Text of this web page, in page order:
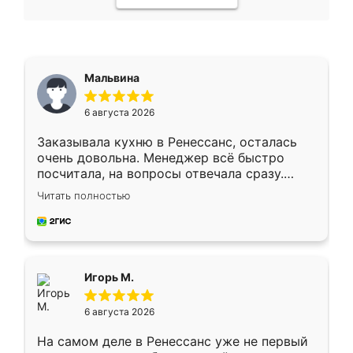
Мальвина
6 августа 2026
Заказывала кухню в Ренессанс, осталась
очень довольна. Менеджер всё быстро
посчитала, на вопросы отвечала сразу.
Замерщик приехал в субботу, подошёл к
делу со всей ответственностью. Собрали
за день, ребята работали аккуратно, даже
Читать полностью
Игорь М.
6 августа 2026
На самом деле в Ренессанс уже не первый